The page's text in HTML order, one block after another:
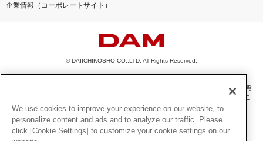
企業情報（コーポレートサイト）
© DAIICHIKOSHO CO.,LTD. All Rights Reserved.
このサイトに掲載されている一切の文章・画像・写真・動画・音声等を、手段や形態
を問わず、著作権法の定める範囲を超えて無断で複製、転載、ファイル化などするこ
とを禁じます。
楽曲及びコンテンツは、機種によりご利用いただけない場合があります。
楽曲及びコンテンツの配信日、配信内容が変更になる場合があります。
We use cookies to improve your experience on our website, to
personalize content and ads and to analyze our traffic. Please
click [Cookie Settings] to customize your cookie settings on our